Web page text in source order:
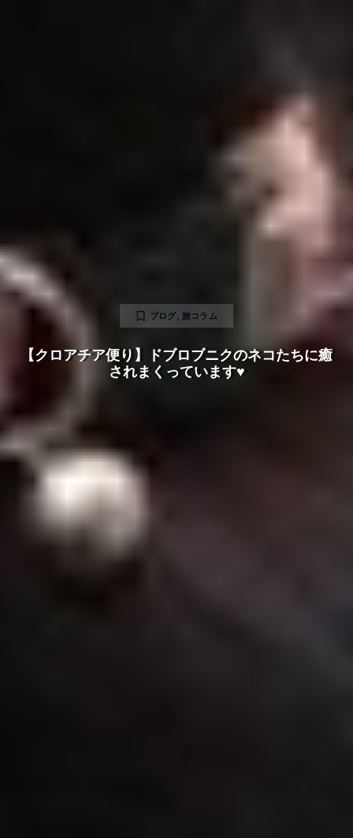
ブログ,旅コラム
【クロアチア便り】ドブロブニクのネコたちに癒
されまくっています♥